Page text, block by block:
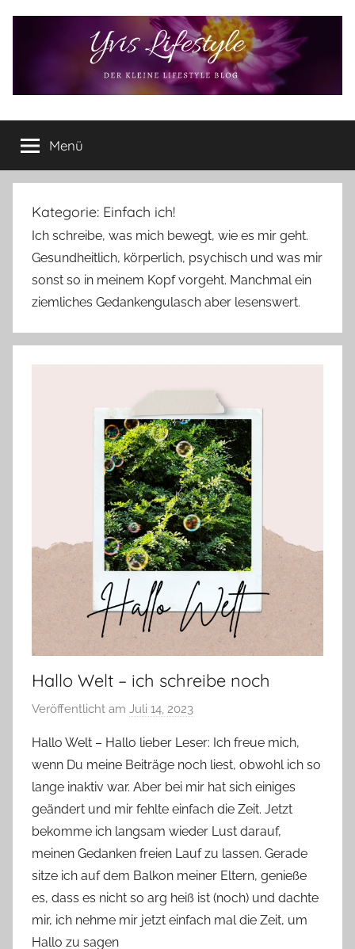
Yvis
Lifestyle
Lifestyle
Blog
–
Lifestyle,
Produkttests
und
vieles
mehr
Menü
Kategorie: Einfach ich!
Ich schreibe, was mich bewegt, wie es mir geht.
Gesundheitlich, körperlich, psychisch und was mir
sonst so in meinem Kopf vorgeht. Manchmal ein
ziemliches Gedankengulasch aber lesenswert.
Hallo Welt – ich schreibe noch
Veröffentlicht am Juli 14, 2023
n
Y
v
o
n
n
e
Hallo Welt – Hallo lieber Leser: Ich freue mich,
wenn Du meine Beiträge noch liest, obwohl ich so
lange inaktiv war. Aber bei mir hat sich einiges
geändert und mir fehlte einfach die Zeit. Jetzt
bekomme ich langsam wieder Lust darauf,
meinen Gedanken freien Lauf zu lassen. Gerade
sitze ich auf dem Balkon meiner Eltern, genieße
es, dass es nicht so arg heiß ist (noch) und dachte
mir, ich nehme mir jetzt einfach mal die Zeit, um
Hallo zu sagen